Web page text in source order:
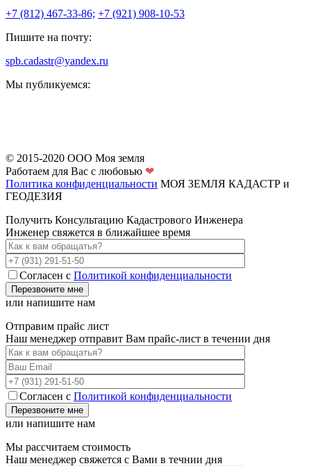
+7 (812) 467-33-86; +7 (921) 908-10-53
Пишите на почту:
spb.cadastr@yandex.ru
Мы публикуемся:
© 2015-2020 ООО Моя земля
Работаем для Вас с любовью ❤
Политика конфиденциальности МОЯ ЗЕМЛЯ КАДАСТР и
ГЕОДЕЗИЯ
Получить Консультацию Кадастрового Инженера
Инженер свяжется в ближайшее время
Согласен с Политикой конфиденциальности
или напишите нам
Отправим прайс лист
Наш менеджер отправит Вам прайс-лист в течении дня
Согласен с Политикой конфиденциальности
или напишите нам
Мы рассчитаем стоимость
Наш менеджер свяжется с Вами в течнии дня